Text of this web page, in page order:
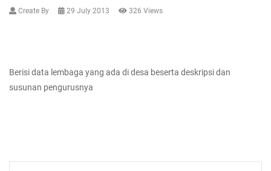
Create By 29 July 2013 326 Views
Berisi data lembaga yang ada di desa beserta deskripsi dan
susunan pengurusnya